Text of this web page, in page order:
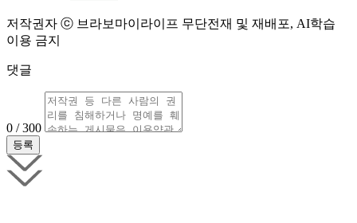
저작권자 ⓒ 브라보마이라이프 무단전재 및 재배포, AI학습
이용 금지
댓글
0 / 300